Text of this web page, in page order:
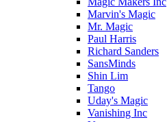
Marvin's Magic
Mr. Magic
Paul Harris
Richard Sanders
SansMinds
Shin Lim
Tango
Uday's Magic
Vanishing Inc